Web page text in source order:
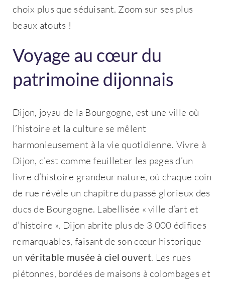
choix plus que séduisant. Zoom sur ses plus
beaux atouts !
Voyage au cœur du
patrimoine dijonnais
Dijon, joyau de la Bourgogne, est une ville où
l’histoire et la culture se mêlent
harmonieusement à la vie quotidienne. Vivre à
Dijon, c’est comme feuilleter les pages d’un
livre d’histoire grandeur nature, où chaque coin
de rue révèle un chapitre du passé glorieux des
ducs de Bourgogne. Labellisée « ville d’art et
d’histoire », Dijon abrite plus de 3 000 édifices
remarquables, faisant de son cœur historique
un véritable musée à ciel ouvert. Les rues
piétonnes, bordées de maisons à colombages et